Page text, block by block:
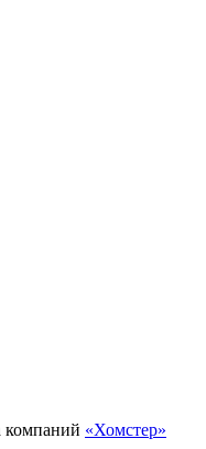
компаний «Хомстер»